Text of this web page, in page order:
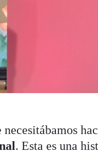
. Esta es una